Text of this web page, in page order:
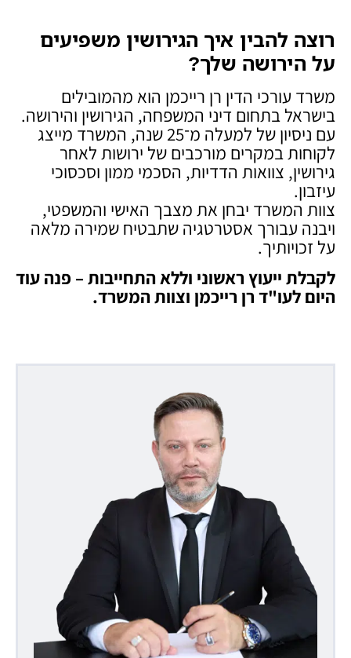
רוצה להבין איך הגירושין משפיעים
על הירושה שלך?
משרד עורכי הדין רן רייכמן הוא מהמובילים
בישראל בתחום דיני המשפחה, הגירושין והירושה.
עם ניסיון של למעלה מ־25 שנה, המשרד מייצג
לקוחות במקרים מורכבים של ירושות לאחר
גירושין, צוואות הדדיות, הסכמי ממון וסכסוכי
עיזבון.
צוות המשרד יבחן את מצבך האישי והמשפטי,
ויבנה עבורך אסטרטגיה שתבטיח שמירה מלאה
על זכויותיך.
לקבלת ייעוץ ראשוני וללא התחייבות – פנה עוד
היום לעו"ד רן רייכמן וצוות המשרד.